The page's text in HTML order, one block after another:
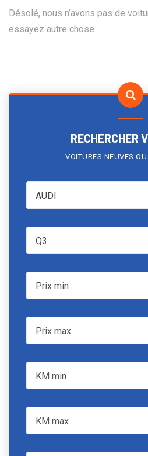
Désolé, nous n’avons pas de
essayez autre chose
RECHERCHER
VOITURES NEUVES
AUDI
Model
Q3
Prix minPrix min
Prix maxPrix max
KM min
KM max